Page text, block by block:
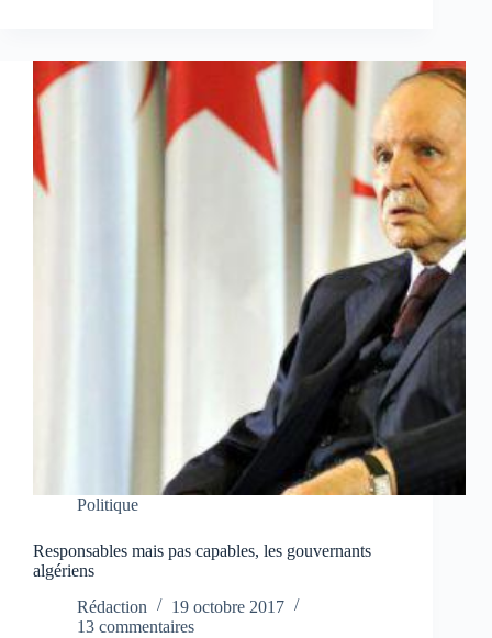
Politique
Responsables mais pas capables, les gouvernants
algériens
Rédaction
19 octobre 2017
13 commentaires